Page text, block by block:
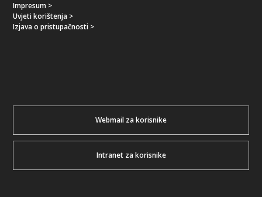
Impresum >
Uvjeti korištenja >
Izjava o pristupačnosti >
Webmail za korisnike
Intranet za korisnike